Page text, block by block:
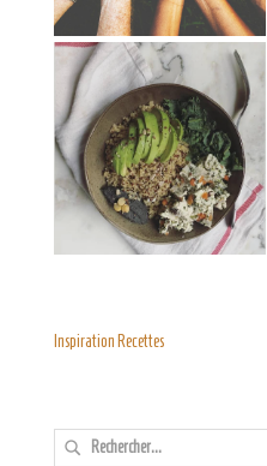
Inspiration Recettes